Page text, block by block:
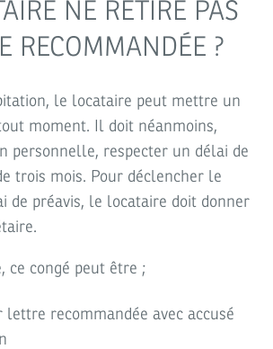
NE RETIRE PAS
RECOMMANDÉE ?
le locataire peut mettre un
moment. Il doit néanmoins,
personnelle, respecter un délai de
trois mois. Pour déclencher le
de préavis, le locataire doit donner
ce congé peut être ;
lettre recommandée avec accusé